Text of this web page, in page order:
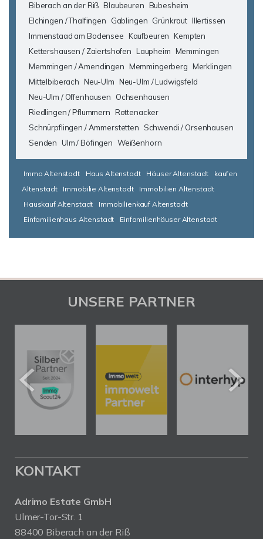
Biberach an der Riß Blaubeuren Bubesheim
Elchingen / Thalfingen
Gablingen Grünkraut Illertissen
Immenstaad am Bodensee Kaufbeuren Kempten
Kettershausen / Zaiertshofen Laupheim Memmingen
Memmingen / Amendingen Memmingerberg Merklingen
Mittelbiberach Neu-Ulm Neu-Ulm / Ludwigsfeld
Neu-Ulm / Offenhausen
Ochsenhausen
Riedlingen / Pflummern Rottenacker
Schnürpflingen / Ammerstetten
Schwendi / Orsenhausen
Senden Ulm / Böfingen Weißenhorn
Immo Altenstadt Haus Altenstadt Häuser Altenstadt
kaufen
Altenstadt
Immobilie Altenstadt
Immobilien Altenstadt
Hauskauf Altenstadt
Immobilienkauf Altenstadt
Einfamilienhaus Altenstadt
Einfamilienhäuser Altenstadt
UNSERE PARTNER
KONTAKT
Adrimo Estate GmbH
Ulmer-Tor-Str. 1
88400 Biberach an der Riß